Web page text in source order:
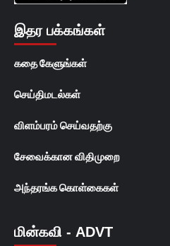
இதர பக்கங்கள்
கதை கேளுங்கள்
செய்திமடல்கள்
விளம்பரம் செய்வதற்கு
சேவைக்கான விதிமுறை
அந்தரங்க கொள்கைகள்
மின்கவி - ADVT